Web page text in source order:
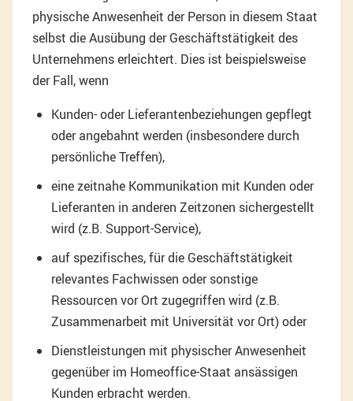
physische Anwesenheit der Person in diesem Staat
selbst die Ausübung der Geschäftstätigkeit des
Unternehmens erleichtert. Dies ist beispielsweise
der Fall, wenn
Kunden- oder Lieferantenbeziehungen gepflegt
oder angebahnt werden (insbesondere durch
persönliche Treffen),
eine zeitnahe Kommunikation mit Kunden oder
Lieferanten in anderen Zeitzonen sichergestellt
wird (z.B. Support-Service),
auf spezifisches, für die Geschäftstätigkeit
relevantes Fachwissen oder sonstige
Ressourcen vor Ort zugegriffen wird (z.B.
Zusammenarbeit mit Universität vor Ort) oder
Dienstleistungen mit physischer Anwesenheit
gegenüber im Homeoffice-Staat ansässigen
Kunden erbracht werden.